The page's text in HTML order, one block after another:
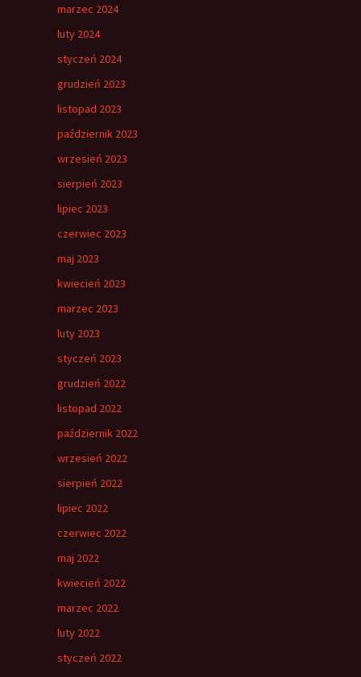
marzec 2024
luty 2024
styczeń 2024
grudzień 2023
listopad 2023
październik 2023
wrzesień 2023
sierpień 2023
lipiec 2023
czerwiec 2023
maj 2023
kwiecień 2023
marzec 2023
luty 2023
styczeń 2023
grudzień 2022
listopad 2022
październik 2022
wrzesień 2022
sierpień 2022
lipiec 2022
czerwiec 2022
maj 2022
kwiecień 2022
marzec 2022
luty 2022
styczeń 2022